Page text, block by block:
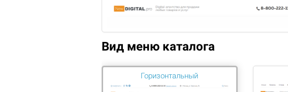
Вид меню каталога
Горизонтальный
Сортировать по